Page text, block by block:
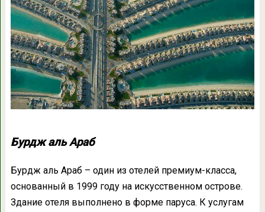
Бурдж аль Араб
Бурдж аль Араб – один из отелей премиум-класса,
основанный в 1999 году на искусственном острове.
Здание отеля выполнено в форме паруса. К услугам